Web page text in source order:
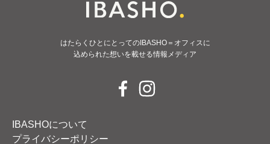
はたらくひとにとってのIBASHO＝オフィスに
込められた想いを載せる情報メディア
IBASHOについて
プライバシーポリシー